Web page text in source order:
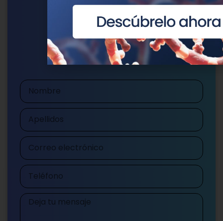
Escríbenos
publicaciones@genotipia.com
Nombre
Apellidos
Correo
electrónico
Teléfono
Mensaje